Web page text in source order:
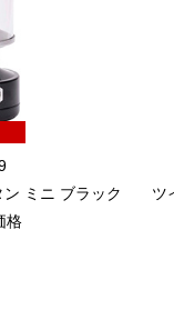
ミニ ブラック
格
ツ